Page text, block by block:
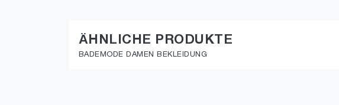
ÄHNLICHE PRODUKTE
BADEMODE DAMEN BEKLEIDUNG